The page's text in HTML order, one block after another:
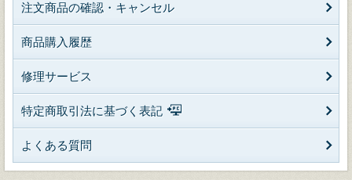
注文商品の確認・キャンセル
商品購入履歴
修理サービス
特定商取引法に基づく表記
よくある質問